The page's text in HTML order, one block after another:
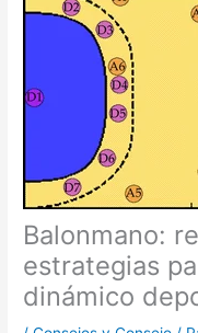
Balonmano:
estrategias
dinámico